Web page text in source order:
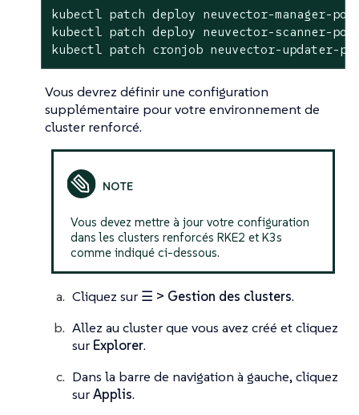
kubectl patch deploy neuvector-
kubectl patch deploy neuvector-scanner-
kubectl patch cronjob neuvector-
Vous devrez définir une configuration
supplémentaire pour votre environnement de
cluster renforcé.
Vous devez mettre à jour votre configuration
dans les clusters renforcés RKE2 et K3s
comme indiqué ci-dessous.
Cliquez sur ☰ > Gestion des clusters.
Allez au cluster que vous avez créé et cliquez
sur Explorer.
Dans la barre de navigation à gauche, cliquez
surApplis.